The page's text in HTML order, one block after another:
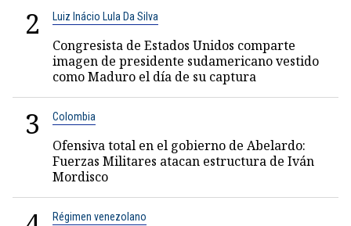
2 Luiz Inácio Lula Da Silva
Congresista de Estados Unidos comparte
imagen de presidente sudamericano vestido
como Maduro el día de su captura
3 Colombia
Ofensiva total en el gobierno de Abelardo:
Fuerzas Militares atacan estructura de Iván
Mordisco
Régimen venezolano